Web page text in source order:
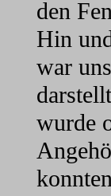
den
Hin
war
wurde